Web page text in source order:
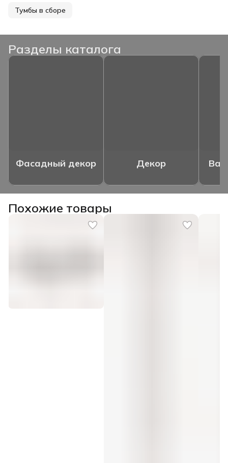
Тумбы в сборе
Разделы каталога
Фасадный декор Декор
Похожие товары